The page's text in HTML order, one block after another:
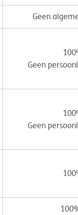
Geen
Geen
Geen